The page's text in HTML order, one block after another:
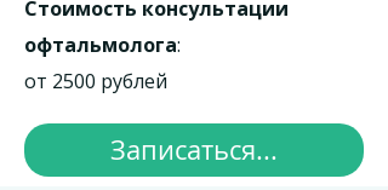
Стоимость консультации
офтальмолога:
от 2500 рублей
Записаться...